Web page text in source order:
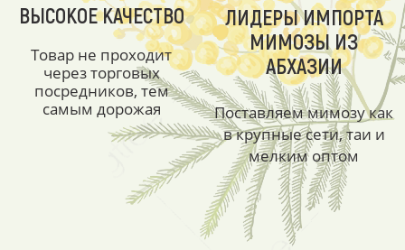
ВЫСОКОЕ КАЧЕСТВО
Товар не проходит
через торговых
посредников, тем
самым дорожая
ЛИДЕРЫ ИМПОРТА
МИМОЗЫ ИЗ
АБХАЗИИ
Поставляем мимозу как
в крупные сети, таи и
мелким оптом